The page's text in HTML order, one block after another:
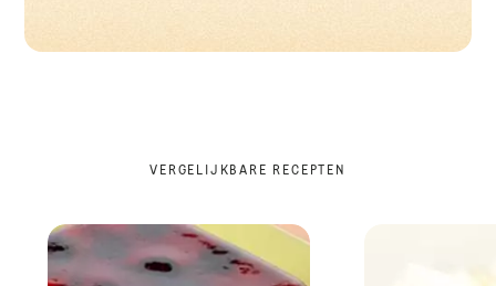
VERGELIJKBARE RECEPTEN